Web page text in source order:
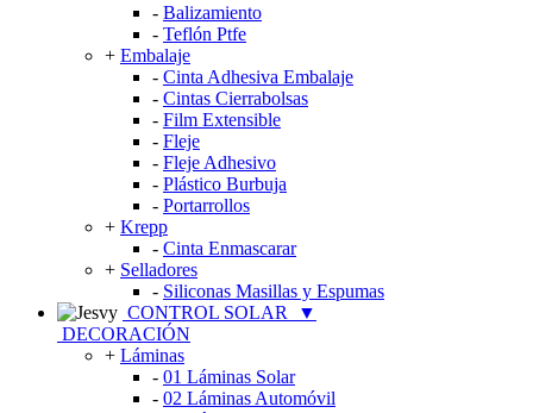
- Balizamiento
- Teflón Ptfe
+ Embalaje
- Cinta Adhesiva Embalaje
- Cintas Cierrabolsas
- Film Extensible
- Fleje
- Fleje Adhesivo
- Plástico Burbuja
- Portarrollos
+ Krepp
- Cinta Enmascarar
+ Selladores
- Siliconas Masillas y Espumas
CONTROL SOLAR
▼
DECORACIÓN
+ Láminas
- 01 Láminas Solar
- 02 Láminas Automóvil